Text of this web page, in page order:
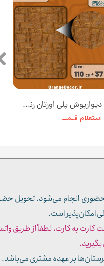
دیوارپوش پلی اورتان رنگ مسی کد W002-3 ابعاد 110*37 سانت
استعلام قیمت
انجام می‌شود. تحویل
امکان‌پذیر است.
کارت به کارت، لطفاً از طریق
بر عهده مشتری می‌باشد.